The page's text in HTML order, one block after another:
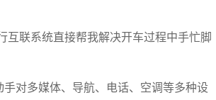
互联系统直接帮我解决开车过程中手忙脚
对多媒体、导航、电话、空调等多种设